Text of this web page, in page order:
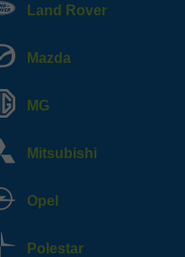
Land Rover
Mazda
MG
Mitsubishi
Opel
Polestar